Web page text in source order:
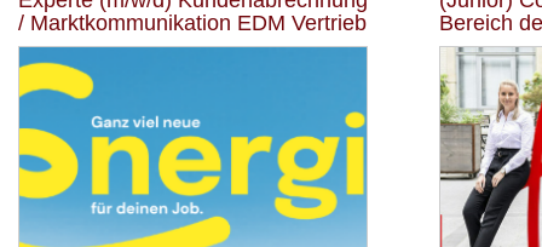
/ Marktkommunikation EDM Vertrieb
Bereich